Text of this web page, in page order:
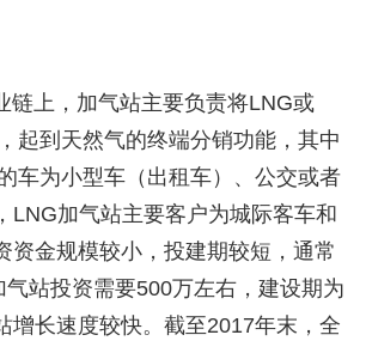
链上，加气站主要负责将LNG或
起到天然气的终端分销功能，其中
车为小型车（出租车）、公交或者
LNG加气站主要客户为城际客车和
资金规模较小，投建期较短，通常
站投资需要500万左右，建设期为
增长速度较快。截至2017年末，全